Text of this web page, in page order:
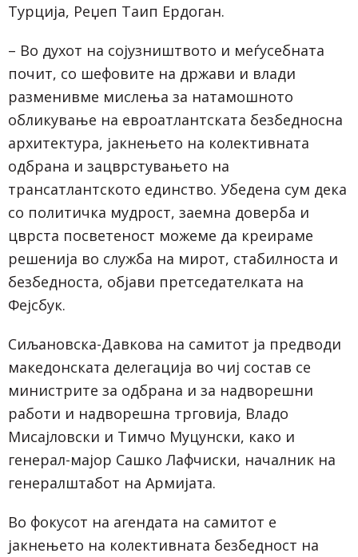
Турција, Реџеп Таип Ердоган.
– Во духот на сојузништвото и меѓусебната
почит, со шефовите на држави и влади
разменивме мислења за натамошното
обликување на евроатлантската безбедносна
архитектура, јакнењето на колективната
одбрана и зацврстувањето на
трансатлантското единство. Убедена сум дека
со политичка мудрост, заемна доверба и
цврста посветеност можеме да креираме
решенија во служба на мирот, стабилноста и
безбедноста, објави претседателката на
Фејсбук.
Сиљановска-Давкова на самитот ја предводи
македонската делегација во чиј состав се
министрите за одбрана и за надворешни
работи и надворешна трговија, Владо
Мисајловски и Тимчо Муцунски, како и
генерал-мајор Сашко Лафчиски, началник на
генералштабот на Армијата.
Во фокусот на агендата на самитот е
јакнењето на колективната безбедност на